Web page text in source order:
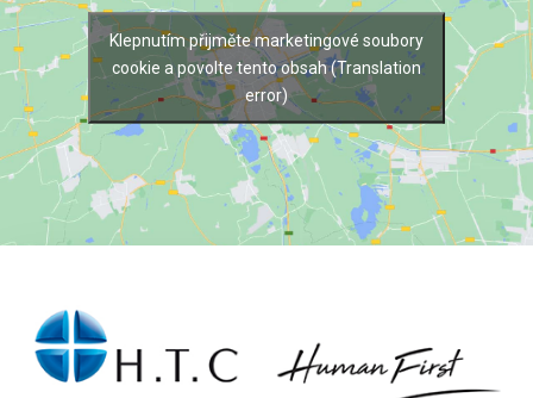
Klepnutím přijměte marketingové soubory
cookie a povolte tento obsah (Translation
error)